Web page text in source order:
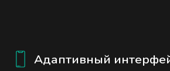
Адаптивный